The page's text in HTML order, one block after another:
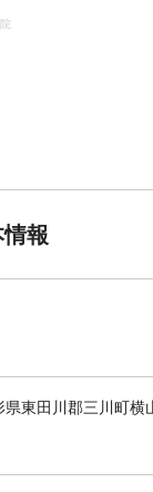
報
東田川郡三川町横